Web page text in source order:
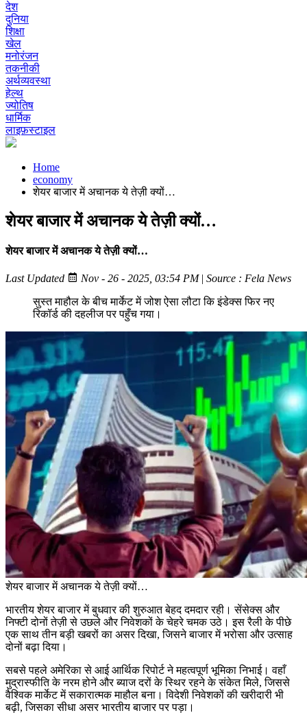
देश
दुनिया
शिक्षा
खेल
मनोरंजन
तकनीकी
अर्थव्यवस्था
हेल्थ
ज्योतिष
धार्मिक
लाइफ़स्टाइल
Home
economy
शेयर बाजार में अचानक ये तेज़ी क्यों…
शेयर बाजार में अचानक ये तेज़ी क्यों…
शेयर बाजार में अचानक ये तेज़ी क्यों…
Last Updated Nov - 26 - 2025, 03:54 PM| Source : Fela News
सुस्त माहौल के बीच मार्केट में जोश ऐसा लौटा कि इंडेक्स फिर नए
रिकॉर्ड की दहलीज पर पहुँच गया।
शेयर बाजार में अचानक ये तेज़ी क्यों…
भारतीय शेयर बाजार में बुधवार की शुरुआत बेहद दमदार रही। सेंसेक्स और
निफ्टी दोनों तेज़ी से उछले और निवेशकों के चेहरे चमक उठे। इस रैली के पीछे
एक साथ तीन बड़ी खबरों का असर दिखा, जिसने बाजार में भरोसा और उत्साह
दोनों बढ़ा दिया।
सबसे पहले अमेरिका से आई आर्थिक रिपोर्ट ने महत्वपूर्ण भूमिका निभाई। वहाँ
मुद्रास्फीति के नरम होने और ब्याज दरों के स्थिर रहने के संकेत मिले, जिससे
वैश्विक मार्केट में सकारात्मक माहौल बना। विदेशी निवेशकों की खरीदारी भी
बढ़ी, जिसका सीधा असर भारतीय बाजार पर पड़ा।